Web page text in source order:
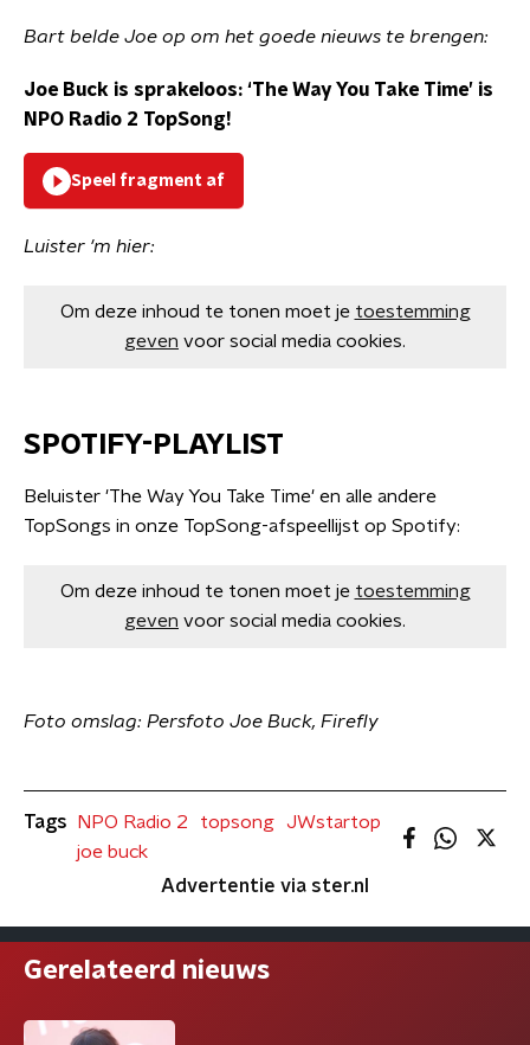
Bart belde Joe op om het goede nieuws te brengen:
Joe Buck is sprakeloos: ‘The Way You Take Time’ is
NPO Radio 2 TopSong!
Speel fragment af
Luister 'm hier:
Om deze inhoud te tonen moet je toestemming
geven voor social media cookies.
SPOTIFY-PLAYLIST
Beluister 'The Way You Take Time' en alle andere
TopSongs in onze TopSong-afspeellijst op Spotify:
Om deze inhoud te tonen moet je toestemming
geven voor social media cookies.
Foto omslag: Persfoto Joe Buck, Firefly
Tags NPO Radio 2 topsong
JWstartop
joe buck
Advertentie via ster.nl
Gerelateerd nieuws